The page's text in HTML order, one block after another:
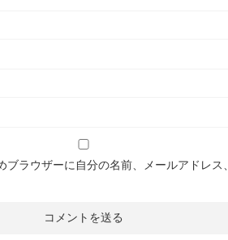
ブラウザーに自分の名前、メールアドレス